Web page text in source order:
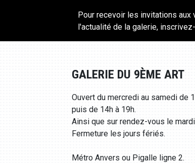
Pour recevoir les invitations aux
l'actualité de la galerie,
GALERIE DU 9ÈME ART
Ouvert du mercredi au samedi de
puis de 14h à 19h.
Ainsi que sur rendez-vous le
Fermeture les jours fériés.
Métro Anvers ou Pigalle ligne 2.